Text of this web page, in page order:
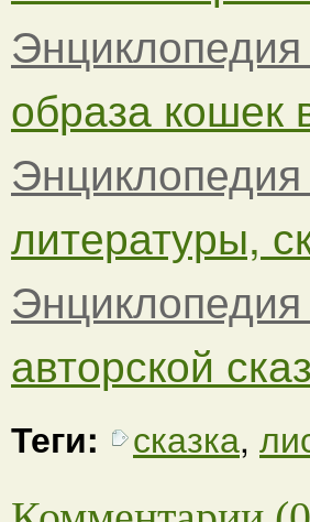
образа кошек
литературы,
авторской
Теги: сказка,